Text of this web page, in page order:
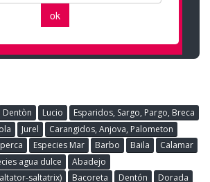
Dentòn Lucio
Esparidos, Sargo, Pargo, Breca
Jurel
Carangidos, Anjova, Palometon
Especies Mar Barbo Baila
Calamar
agua dulce
Abadejo
saltatrix)
Bacoreta Dentón
Dorada